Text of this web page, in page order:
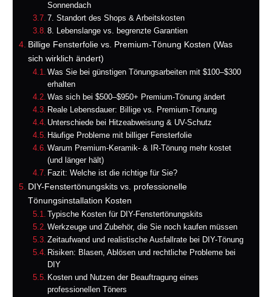
Sonnendach
7. Standort des Shops & Arbeitskosten
8. Lebenslange vs. begrenzte Garantien
Billige Fensterfolie vs. Premium-Tönung Kosten (Was
sich wirklich ändert)
Was Sie bei günstigen Tönungsarbeiten mit $100–$300
erhalten
Was sich bei $500–$950+ Premium-Tönung ändert
Reale Lebensdauer: Billige vs. Premium-Tönung
Unterschiede bei Hitzeabweisung & UV-Schutz
Häufige Probleme mit billiger Fensterfolie
Warum Premium-Keramik- & IR-Tönung mehr kostet
(und länger hält)
Fazit: Welche ist die richtige für Sie?
DIY-Fenstertönungskits vs. professionelle
Tönungsinstallation Kosten
Typische Kosten für DIY-Fenstertönungskits
Werkzeuge und Zubehör, die Sie noch kaufen müssen
Zeitaufwand und realistische Ausfallrate bei DIY-Tönung
Risiken: Blasen, Ablösen und rechtliche Probleme bei
DIY
Kosten und Nutzen der Beauftragung eines
professionellen Töners